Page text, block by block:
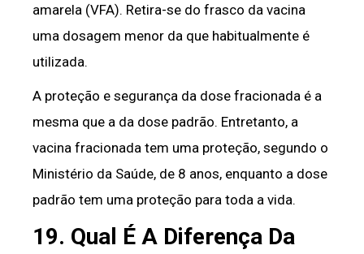
amarela (VFA). Retira-se do frasco da vacina
uma dosagem menor da que habitualmente é
utilizada.
A proteção e segurança da dose fracionada é a
mesma que a da dose padrão. Entretanto, a
vacina fracionada tem uma proteção, segundo o
Ministério da Saúde, de 8 anos, enquanto a dose
padrão tem uma proteção para toda a vida.
19. Qual É A Diferença Da